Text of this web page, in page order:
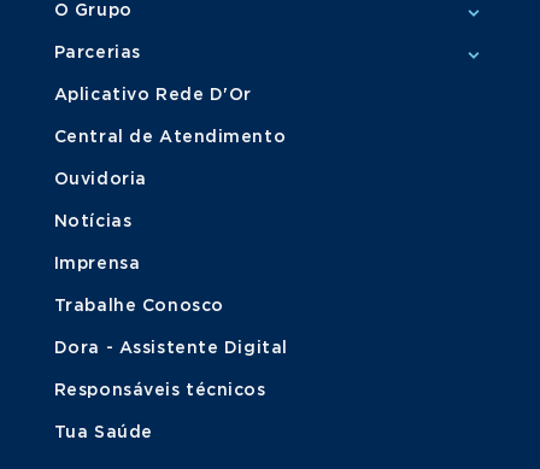
O Grupo
Parcerias
Aplicativo Rede D'Or
Central de Atendimento
Ouvidoria
Notícias
Imprensa
Trabalhe Conosco
Dora - Assistente Digital
Responsáveis técnicos
Tua Saúde